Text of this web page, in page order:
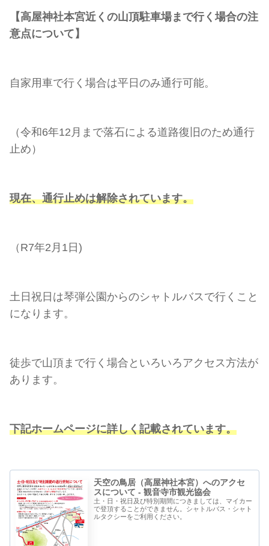
【高屋神社本宮近くの山頂駐車場まで行く場合の注
意点について】
自家用車で行く場合は平日のみ通行可能。
（令和6年12月まで落石による道路復旧のため通行
止め）
現在、通行止めは解除されています。
（R7年2月1日)
土日祝日は琴弾公園からのシャトルバスで行くこと
になります。
徒歩で山頂まで行く場合といろいろアクセス方法が
あります。
下記ホームページに詳しく記載されています。
天空の鳥居（高屋神社本宮）へのアクセ
スについて - 観音寺市観光協会
土・日・祝日及び特別期間につきましては、マイカー
で登頂することができません。シャトルバス・シャト
ルタクシーをご利用ください。